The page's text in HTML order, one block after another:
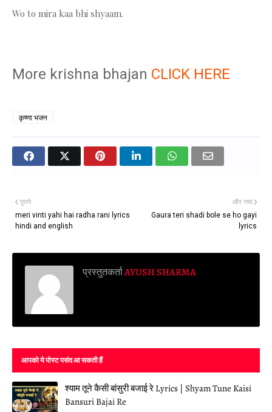
Wo to mira kaa bhi shyaam.
More krishna bhajan CLICK HERE
कृष्णा भजन
और नया
Gaura teri shadi bole se ho gayi
lyrics
पुराने
meri vinti yahi hai radha rani lyrics
hindi and english
प्रस्तुतकर्ताAYUSH SHARMA
आपको ये पोस्ट पसंद आ सकती हैं
श्याम तूने कैसी बांसुरी बजाई रे Lyrics | Shyam Tune Kaisi
Bansuri Bajai Re